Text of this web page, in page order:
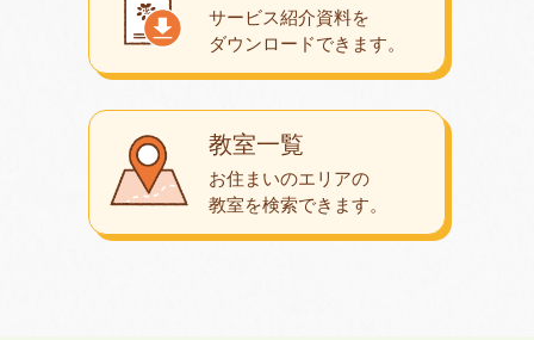
教室一覧
お住まいのエリアの
教室を検索できます。
サービス紹介資料を
ダウンロードできます。